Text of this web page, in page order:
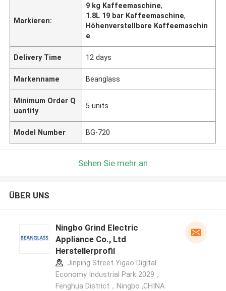
Markieren:
9 kg Kaffeemaschine,
1.8L 19 bar Kaffeemaschine,
Höhenverstellbare Kaffeemaschin
e
Delivery Time 12 days
Markenname Beanglass
Minimum Order Q
uantity
5 units
Model Number BG-720
Sehen Sie mehr an
ÜBER UNS
Ningbo Grind Electric
Appliance Co., Ltd
Herstellerprofil
Jinping Street Yigao Digital
Economy Industrial Park 2029，
Fenghua District，Ningbo ,CHINA